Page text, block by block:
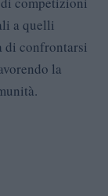
a quelli
di confrontarsi
la